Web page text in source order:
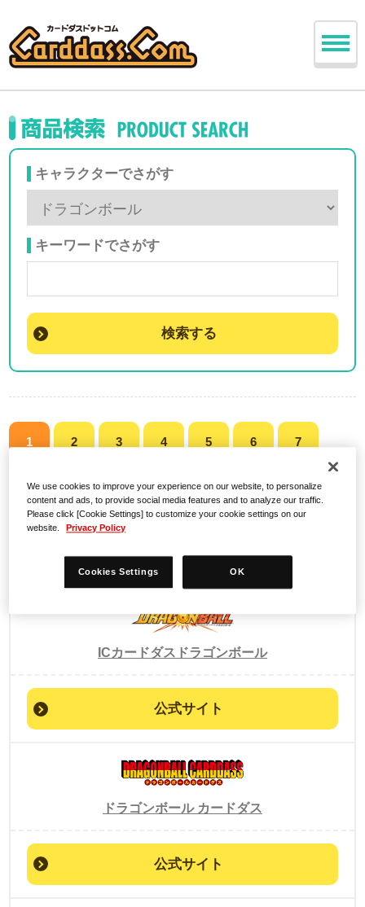
キャラクターでさがす
キーワードでさがす
検索する
1 2 3 4 5 6 7
8 9 10 ... 33 >
ICカードダスドラゴンボール
公式サイト
ドラゴンボール カードダス
公式サイト
We use cookies to improve your experience on our website, to personalize
content and ads, to provide social media features and to analyze our traffic.
Please click [Cookie Settings] to customize your cookie settings on our
website.
Privacy Policy
Cookies Settings OK